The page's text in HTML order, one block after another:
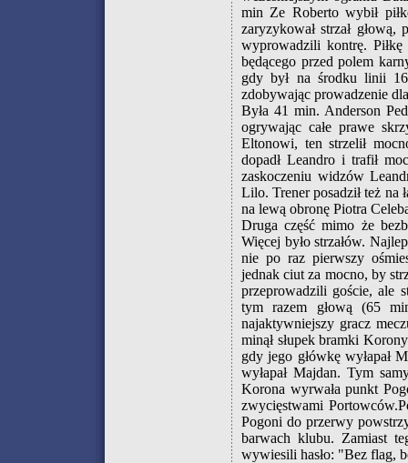
min Ze Roberto wybił
zaryzykował strzał
wyprowadzili kontrę.
będącego przed polem
gdy był na środku linii
zdobywając prowadzenie
Była 41 min. Anderson
ogrywając całe prawe
Eltonowi, ten strzelił
dopadł Leandro i trafił
zaskoczeniu widzów
Lilo. Trener posadził też na
na lewą obronę Piotra
Druga część mimo że
Więcej było strzałów.
nie po raz pierwszy
jednak ciut za mocno, by
przeprowadzili goście, ale
tym razem głową (65
najaktywniejszy gracz
minął słupek bramki
gdy jego główkę wyłapał
wyłapał Majdan. Tym
Korona wyrwała punkt
zwycięstwami
Pogoni do przerwy
barwach klubu. Zamiast
wywiesili hasło: "Bez flag,